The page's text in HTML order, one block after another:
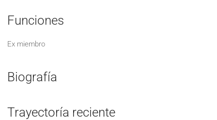
Funciones
Ex miembro
Biografía
Trayectoría reciente